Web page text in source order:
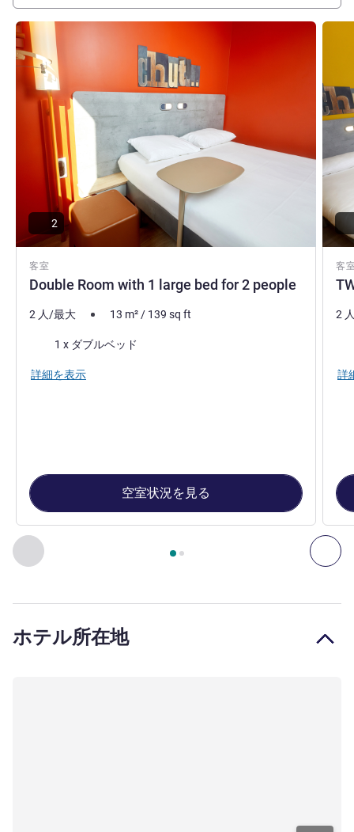
前に戻る - 客室 次
2 ページ中 , 客室 1 : Double Room with 1 large
客室
Double Room with 1 large bed for 2 people
詳細を表示
2
2 人/最大 13 m²/ 139 sq ft
1 x ダブルベッド
詳細を表示
空室状況を見る
客
詳細
2
詳
ホテル所在地